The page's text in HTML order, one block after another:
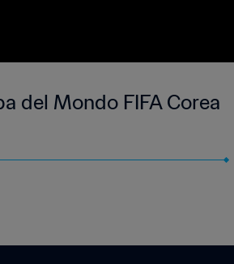
del Mondo FIFA Corea